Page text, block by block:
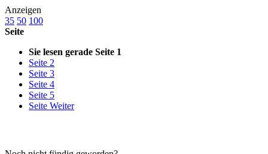
Anzeigen
35 50 100
Seite
Sie lesen gerade Seite 1
Seite 2
Seite 3
Seite 4
Seite 5
Seite Weiter